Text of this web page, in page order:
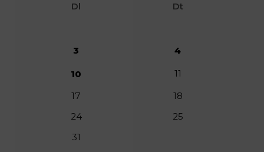
Dl Dt
3 4
10
11
17
18
24
25
31